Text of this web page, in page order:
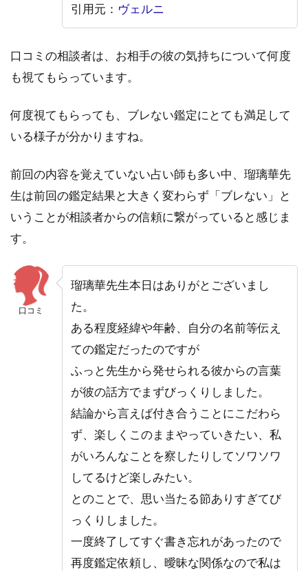
引用元： ヴェルニ
口コミの相談者は、お相手の彼の気持ちについて何度
も視てもらっています。
何度視てもらっても、ブレない鑑定にとても満足して
いる様子が分かりますね。
前回の内容を覚えていない占い師も多い中、瑠璃華先
生は前回の鑑定結果と大きく変わらず「ブレない」と
いうことが相談者からの信頼に繋がっていると感じま
す。
口コミ
瑠璃華先生本日はありがとございまし
た。
ある程度経緯や年齢、自分の名前等伝え
ての鑑定だったのですが
ふっと先生から発せられる彼からの言葉
が彼の話方でまずびっくりしました。
結論から言えば付き合うことにこだわら
ず、楽しくこのままやっていきたい、私
がいろんなことを察したりしてソワソワ
してるけど楽しみたい。
とのことで、思い当たる節ありすぎてび
っくりしました。
一度終了してすぐ書き忘れがあったので
再度鑑定依頼し、曖昧な関係なので私は